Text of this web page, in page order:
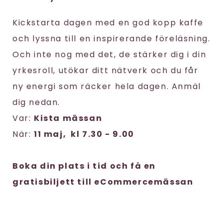
Kickstarta dagen med en god kopp kaffe
och lyssna till en inspirerande föreläsning.
Och inte nog med det, de stärker dig i din
yrkesroll, utökar ditt nätverk och du får
ny energi som räcker hela dagen. Anmäl
dig nedan.
Var: Kista mässan
När: 11 maj, kl 7.30 - 9.00
Boka din plats i tid och få en
gratisbiljett till eCommercemässan